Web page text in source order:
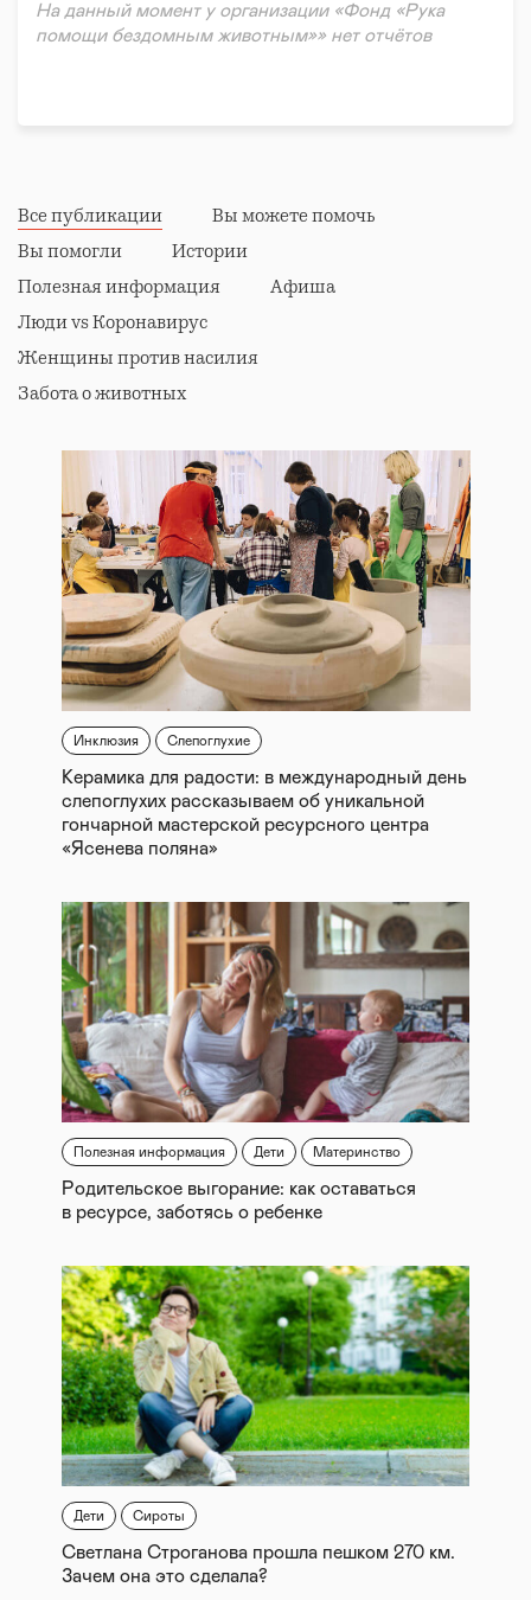
На данный момент у организации «Фонд «Рука
помощи бездомным животным»» нет отчётов
Все публикации
Вы можете помочь
Вы помогли
Истории
Полезная информация
Афиша
Люди vs Коронавирус
Женщины против насилия
Забота о животных
Инклюзия Слепоглухие
Керамика для радости: в международный день
слепоглухих рассказываем об уникальной
гончарной мастерской ресурсного центра
«Ясенева поляна»
Полезная информация Дети Материнство
Родительское выгорание: как оставаться
в ресурсе, заботясь о ребенке
Дети Сироты
Светлана Строганова прошла пешком 270 км.
Зачем она это сделала?